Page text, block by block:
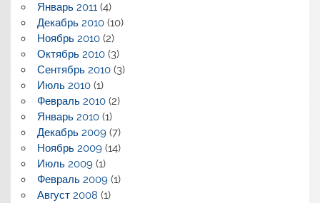
Январь 2011(4)
Декабрь 2010(10)
Ноябрь 2010(2)
Октябрь 2010(3)
Сентябрь 2010(3)
Июль 2010(1)
Февраль 2010(2)
Январь 2010(1)
Декабрь 2009(7)
Ноябрь 2009(14)
Июль 2009(1)
Февраль 2009(1)
Август 2008 (1)